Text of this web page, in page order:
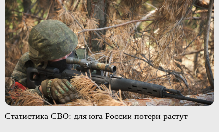
Статистика СВО: для юга России потери растут